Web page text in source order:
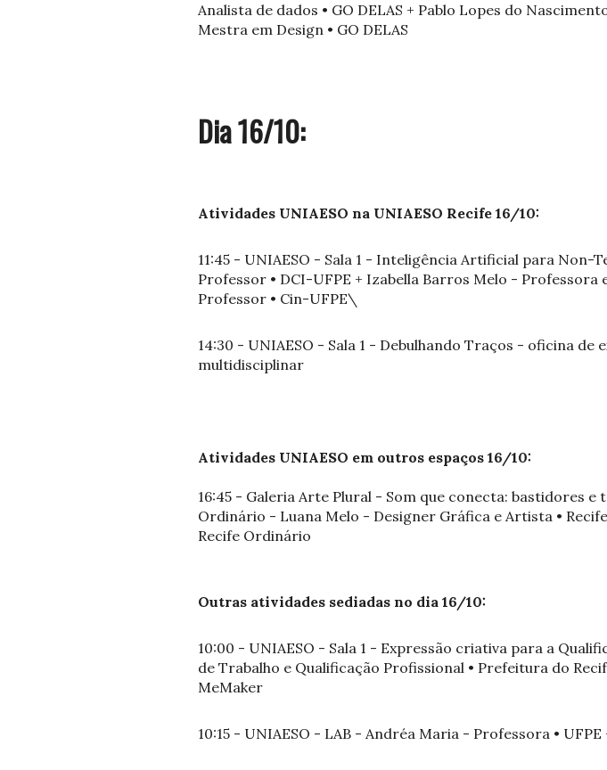
Analista de dados • GO DELAS + Pablo Lopes do
Mestra em Design • GO DELAS
Dia 16/10:
Atividades UNIAESO na UNIAESO Recife 16/10:
11:45 - UNIAESO - Sala 1 - Inteligência Artificial para Non-
Professor • DCI-UFPE + Izabella Barros Melo - Professora
Professor • Cin-UFPE\
14:30 - UNIAESO - Sala 1 - Debulhando Traços - oficina
multidisciplinar
Atividades UNIAESO em outros espaços 16/10:
16:45 - Galeria Arte Plural - Som que conecta: bastidores
Ordinário - Luana Melo - Designer Gráfica e Artista •
Recife Ordinário
Outras atividades sediadas no dia 16/10:
10:00 - UNIAESO - Sala 1 - Expressão criativa para a
de Trabalho e Qualificação Profissional • Prefeitura do
MeMaker
10:15 - UNIAESO - LAB - Andréa Maria - Professora •